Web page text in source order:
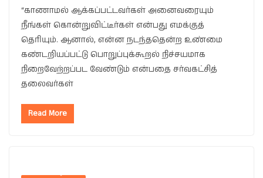
“காணாமல் ஆக்கப்பட்டவர்கள் அனைவரையும்
நீங்கள் கொன்றுவிட்டீர்கள் என்பது எமக்குத்
தெரியும். ஆனால், என்ன நடந்ததென்ற உண்மை
கண்டறியப்பட்டு பொறுப்புக்கூறல் நிச்சயமாக
நிறைவேற்றப்பட வேண்டும் என்பதை சர்வகட்சித்
தலைவர்கள்
Read More